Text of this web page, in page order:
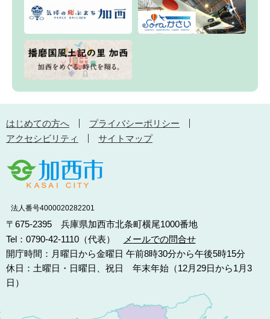
はじめての方へ
プライバシーポリシー
アクセシビリティ
サイトマップ
法人番号4000020282201
〒675-2395 兵庫県加西市北条町横尾1000番地
Tel：0790-42-1110（代表）
メールでの問合せ
開庁時間：月曜日から金曜日 午前8時30分から午後5時15分
休日：土曜日・日曜日、祝日 年末年始（12月29日から1月3
日）